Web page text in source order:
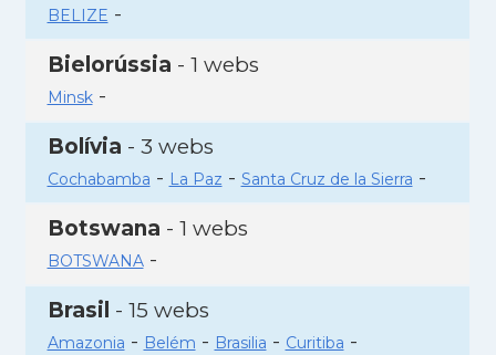
BELIZE -
Bielorússia - 1 webs
Minsk-
Bolívia - 3 webs
Cochabamba - La Paz - Santa Cruz de la Sierra -
Botswana - 1 webs
BOTSWANA-
Brasil - 15 webs
Amazonia - Belém - Brasilia - Curitiba -